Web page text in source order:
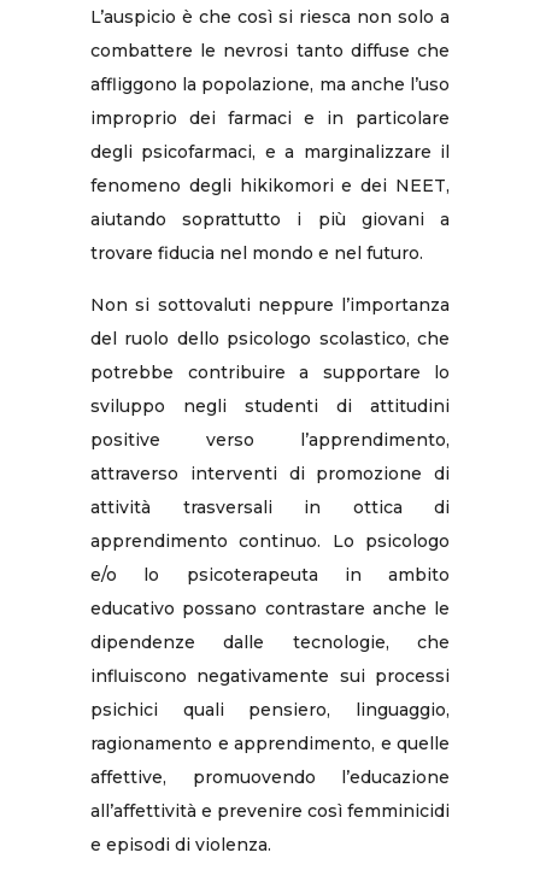
L’auspicio è che così si riesca non solo a
combattere le nevrosi tanto diffuse che
affliggono la popolazione, ma anche l’uso
improprio dei farmaci e in particolare
degli psicofarmaci, e a marginalizzare il
fenomeno degli hikikomori e dei NEET,
aiutando soprattutto i più giovani a
trovare fiducia nel mondo e nel futuro.
Non si sottovaluti neppure l’importanza
del ruolo dello psicologo scolastico, che
potrebbe contribuire a supportare lo
sviluppo negli studenti di attitudini
positive verso l’apprendimento,
attraverso interventi di promozione di
attività trasversali in ottica di
apprendimento continuo. Lo psicologo
e/o lo psicoterapeuta in ambito
educativo possano contrastare anche le
dipendenze dalle tecnologie, che
influiscono negativamente sui processi
psichici quali pensiero, linguaggio,
ragionamento e apprendimento, e quelle
affettive, promuovendo l’educazione
all’affettività e prevenire così femminicidi
e episodi di violenza.